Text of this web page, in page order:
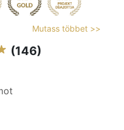
Mutass többet >>
(146)